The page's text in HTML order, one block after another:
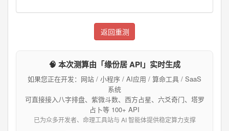
返回重测
🧠 本次测算由「缘份居 API」实时生成
如果您正在开发：网站 / 小程序 / AI应用 / 算命工具 / SaaS
系统
可直接接入八字排盘、紫微斗数、西方占星、六爻奇门、塔罗
占卜等 100+ API
已为众多开发者、命理工具站与 AI 智能体提供稳定算力支撑